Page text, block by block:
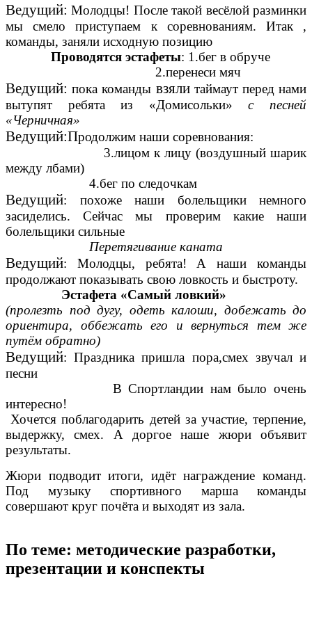
Ведущий: Молодцы! После такой весёлой разминки
мы смело приступаем к соревнованиям. Итак ,
команды, заняли исходную позицию
Проводятся эстафеты: 1.бег в обруче
2.перенеси мяч
Ведущий:пока команды взяли таймаут перед нами
вытупят ребята из «Домисольки»с песней
«Черничная»
Ведущий:Продолжим наши соревнования:
3.лицом к лицу (воздушный шарик
между лбами)
4.бег по следочкам
Ведущий: похоже наши болельщики немного
засиделись. Сейчас мы проверим какие наши
болельщики сильные
Перетягивание каната
Ведущий: Молодцы, ребята! А наши команды
продолжают показывать свою ловкость и быстроту.
Эстафета «Самый ловкий»
(пролезть под дугу, одеть калоши, добежать до
ориентира, оббежать его и вернуться тем же
путём обратно)
Ведущий: Праздника пришла пора,смех звучал и
песни
В Спортландии нам было очень
интересно!
Хочется поблагодарить детей за участие, терпение,
выдержку, смех. А доргое наше жюри объявит
результаты.
Жюри подводит итоги, идёт награждение команд.
Под музыку спортивного марша команды
совершают круг почёта и выходят из зала.
По теме: методические разработки,
презентации и конспекты